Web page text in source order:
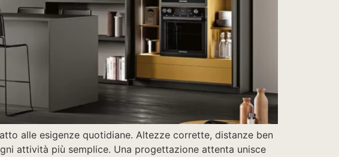
alle esigenze quotidiane. Altezze corrette, distanze ben
attività più semplice. Una progettazione attenta unisce